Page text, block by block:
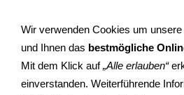
Wir verwenden Cookies um
und Ihnen das bestmögliche
Mit dem Klick auf„Alle erlauben“
einverstanden. Weiterführende